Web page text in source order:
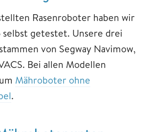
Rasenroboter haben wir
getestet. Unsere drei
von Segway Navimow,
Bei allen Modellen
Mähroboter ohne
.